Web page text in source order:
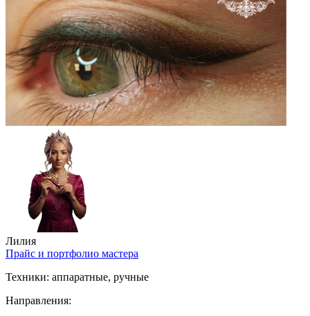
Лилия
Прайс и портфолио мастера
Техники: аппаратные, ручные
Направления: